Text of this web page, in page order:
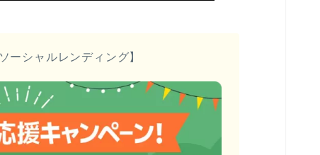
ーシャルレンディング】